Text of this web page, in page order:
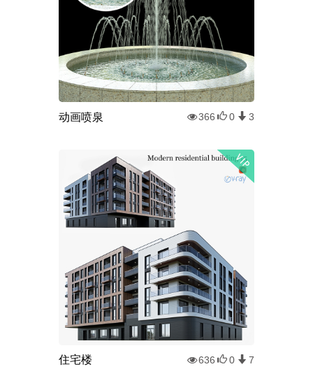
动画喷泉 366 0 3
住宅楼 636 0 7